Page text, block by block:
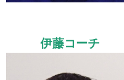
伊藤コーチ